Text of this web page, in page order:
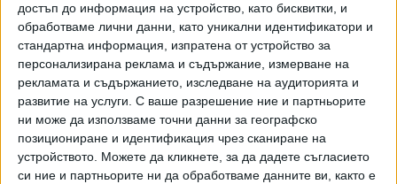
достъп до информация на устройство, като бисквитки, и
обработваме лични данни, като уникални идентификатори и
стандартна информация, изпратена от устройство за
персонализирана реклама и съдържание, измерване на
рекламата и съдържанието, изследване на аудиторията и
развитие на услуги. С ваше разрешение ние и партньорите
ни може да използваме точни данни за географско
позициониране и идентификация чрез сканиране на
устройството. Можете да кликнете, за да дадете съгласието
си ние и партньорите ни да обработваме данните ви, както е
население, прекарал ги е през промишлен производствен
процес и е генерирал милиарди долари печалба, без нито
веднъж да поиска разрешението ѝ. Това не е кино. Това
е кражба", казва Арнолд П. Питър, адвокат на Килчър.
Според документите по делото, Килчър и Камерън се
срещат за кратко на благотворително събитие само
няколко месеца след премиерата на "Аватар" през 2009
г. На това събитие режисьорът лично кани младата